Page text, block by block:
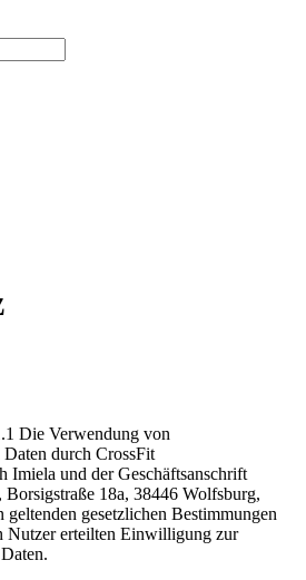
Die Verwendung von
Daten durch CrossFit
Imiela und der Geschäftsanschrift
18a, 38446 Wolfsburg,
geltenden gesetzlichen Bestimmungen
Nutzer erteilten Einwilligung zur